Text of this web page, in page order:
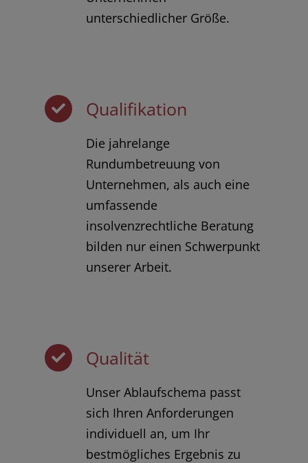
unterschiedlicher Größe.
Qualifikation
Die jahrelange
Rundumbetreuung von
Unternehmen, als auch eine
umfassende
insolvenzrechtliche Beratung
bilden nur einen Schwerpunkt
unserer Arbeit.
Qualität
Unser Ablaufschema passt
sich Ihren Anforderungen
individuell an, um Ihr
bestmögliches Ergebnis zu